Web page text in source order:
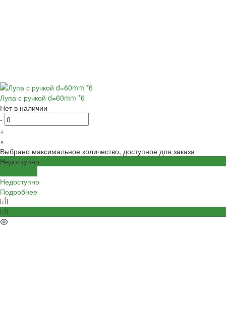
Лупа с ручкой d=60mm *6
Нет в наличии
-
+
×
Выбрано максимальное количество, доступное для заказа
Недоступно
Недоступно
Подробнее